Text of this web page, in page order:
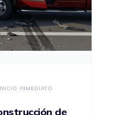
INMEDIATO
de